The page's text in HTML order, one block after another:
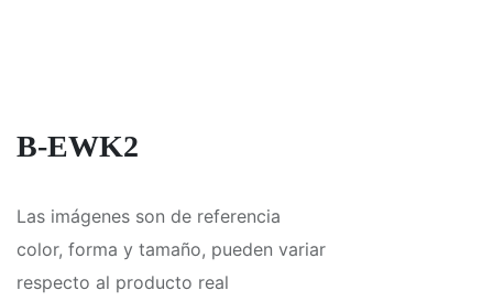
B-EWK2
Las imágenes son de referencia
color, forma y tamaño, pueden variar
respecto al producto real